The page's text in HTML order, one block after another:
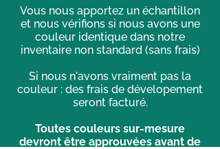
Vous nous apportez un échantillon
et nous vérifions si nous avons une
couleur identique dans notre
inventaire non standard (sans frais)
Si nous n'avons vraiment pas la
couleur : des frais de dévelopement
seront facturé.
Toutes couleurs sur-mesure
devront être approuvées avant de